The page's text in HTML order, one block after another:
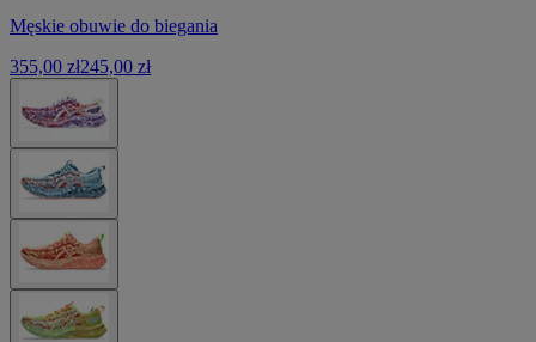
Męskie obuwie do biegania
355,00 zł245,00 zł